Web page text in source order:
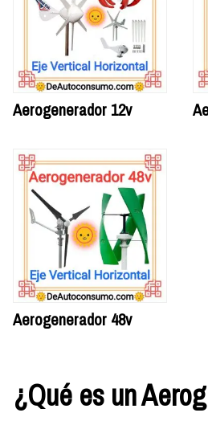
Aerogenerador 12v
Aerogenerador 48v
¿Qué es un